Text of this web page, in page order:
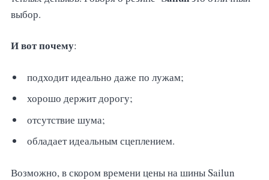
выбор.
И вот почему:
подходит идеально даже по лужам;
хорошо держит дорогу;
отсутствие шума;
обладает идеальным сцеплением.
Возможно, в скором времени цены на шины Sailun